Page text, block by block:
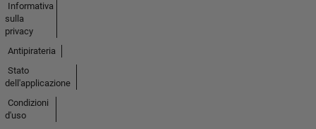
Informativa
sulla
privacy
Antipirateria
Stato
dell'applicazione
Condizioni
d'uso